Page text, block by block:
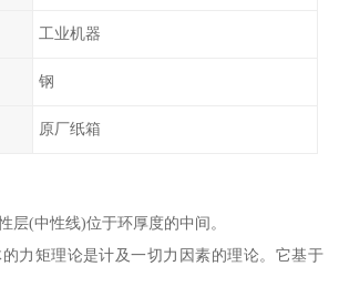
工业机器
钢
原厂纸箱
层(中性线)位于环厚度的中间。
力矩理论是计及一切力因素的理论。它基于